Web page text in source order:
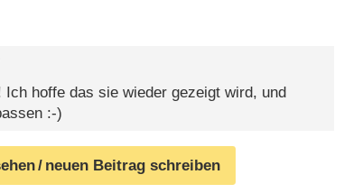
hoffe das sie wieder gezeigt wird, und
:-)
/ neuen Beitrag schreiben